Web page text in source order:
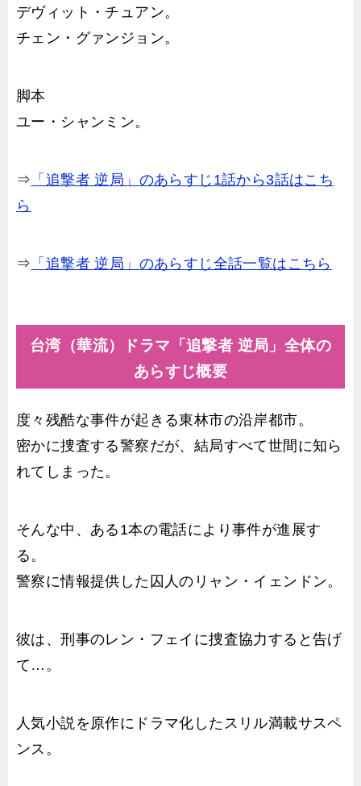
デヴィット・チュアン。
チェン・グァンジョン。
脚本
ユー・シャンミン。
⇒ 「追撃者 逆局」のあらすじ1話から3話はこち
ら
⇒ 「追撃者 逆局」のあらすじ全話一覧はこちら
台湾（華流）ドラマ「追撃者 逆局」全体の
あらすじ概要
度々残酷な事件が起きる東林市の沿岸都市。
密かに捜査する警察だが、結局すべて世間に知ら
れてしまった。
そんな中、ある1本の電話により事件が進展す
る。
警察に情報提供した囚人のリャン・イェンドン。
彼は、刑事のレン・フェイに捜査協力すると告げ
て…。
人気小説を原作にドラマ化したスリル満載サスペ
ンス。